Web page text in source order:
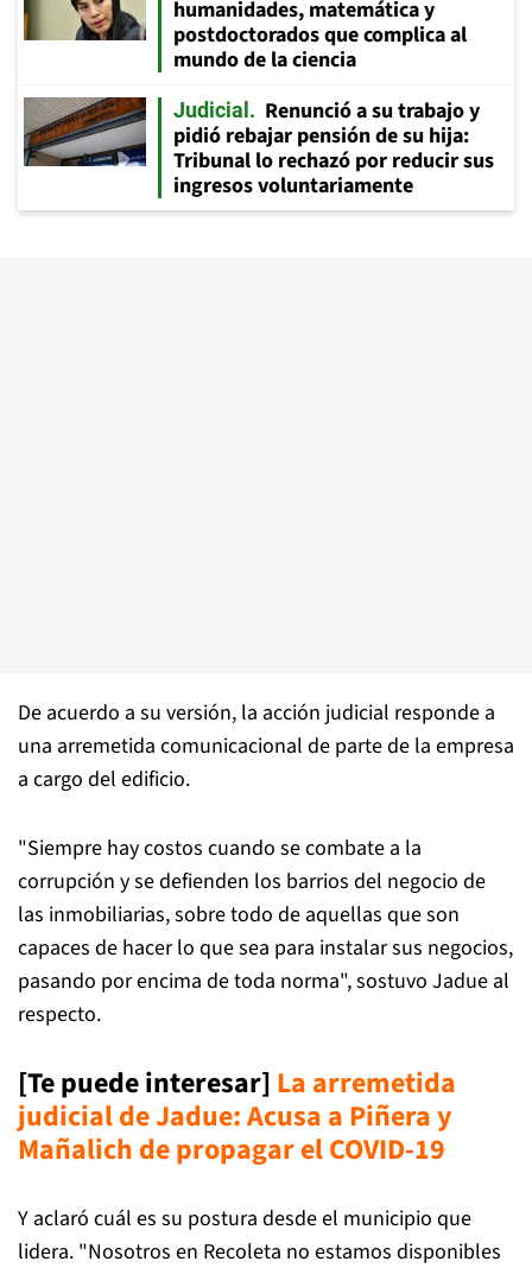
humanidades, matemática y
postdoctorados que complica al
mundo de la ciencia
Judicial
Renunció a su trabajo y
pidió rebajar pensión de su hija:
Tribunal lo rechazó por reducir sus
ingresos voluntariamente
De acuerdo a su versión, la acción judicial responde a
una arremetida comunicacional de parte de la empresa
a cargo del edificio.
"Siempre hay costos cuando se combate a la
corrupción y se defienden los barrios del negocio de
las inmobiliarias, sobre todo de aquellas que son
capaces de hacer lo que sea para instalar sus negocios,
pasando por encima de toda norma", sostuvo Jadue al
respecto.
[Te puede interesar] La arremetida
judicial de Jadue: Acusa a Piñera y
Mañalich de propagar el COVID-19
Y aclaró cuál es su postura desde el municipio que
lidera. "Nosotros en Recoleta no estamos disponibles